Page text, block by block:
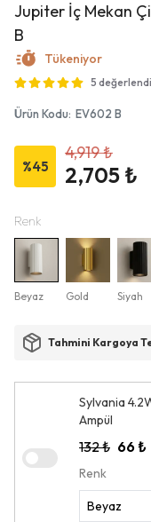
Jupiter İç Mekan
B
Tükeniyor
5
Ürün Kodu: EV602 B
%45
4,919 ₺
2,705 ₺
Renk
Beyaz Gold Siyah
Tahmini Kargoya
Sylvania
Ampül
132 ₺ 66 ₺
Renk